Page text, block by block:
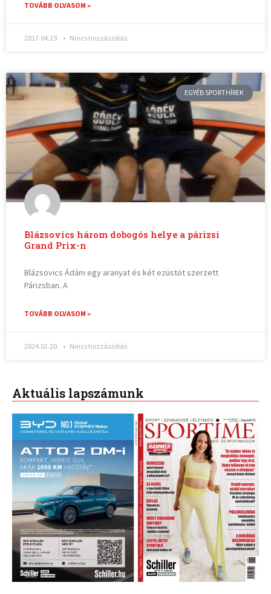
TOVÁBB OLVASOM »
2017.04.19. Nincs hozzászólás
EGYÉB SPORTHÍREK
Blázsovics három dobogós helye a párizsi
Grand Prix-n
Blázsovics Ádám egy aranyat és két ezüstöt szerzett
Párizsban. A
TOVÁBB OLVASOM »
2024.02.20. Nincs hozzászólás
Aktuális lapszámunk